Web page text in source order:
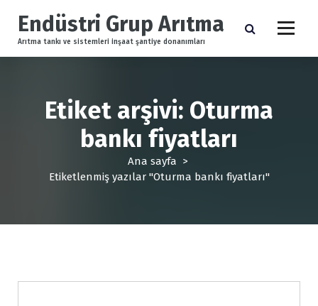
r
Endüstri Grup Arıtma
Arıtma tankı ve sistemleri inşaat şantiye donanımları
Etiket arşivi: Oturma
bankı fiyatları
Ana sayfa >
Etiketlenmiş yazılar "Oturma bankı fiyatları"